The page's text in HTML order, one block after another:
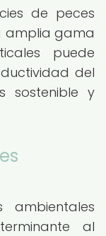
de peces
amplia gama
puede
del
sostenible y
ambientales
al